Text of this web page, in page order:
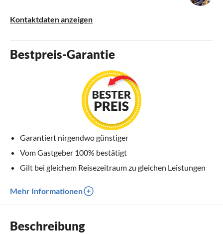
Kontaktdaten anzeigen
Bestpreis-Garantie
Garantiert nirgendwo günstiger
Vom Gastgeber 100% bestätigt
Gilt bei gleichem Reisezeitraum zu gleichen Leistungen
Mehr Informationen
Beschreibung